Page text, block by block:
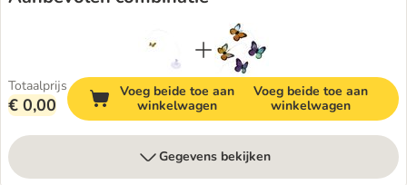
Totaalprijs
€ 0,00
Voeg beide toe aan
winkelwagen
Voeg beide toe aan
winkelwagen
Gegevens bekijken